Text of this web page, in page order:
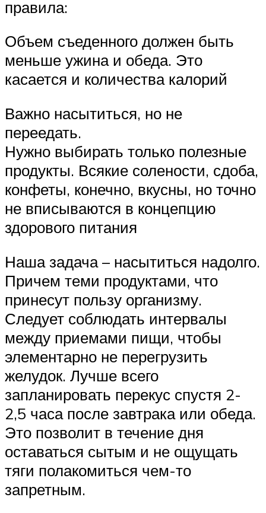
правила:
Объем съеденного должен быть
меньше ужина и обеда. Это
касается и количества калорий
Важно насытиться, но не
переедать.
Нужно выбирать только полезные
продукты. Всякие солености, сдоба,
конфеты, конечно, вкусны, но точно
не вписываются в концепцию
здорового питания
Наша задача – насытиться надолго.
Причем теми продуктами, что
принесут пользу организму.
Следует соблюдать интервалы
между приемами пищи, чтобы
элементарно не перегрузить
желудок. Лучше всего
запланировать перекус спустя 2-
2,5 часа после завтрака или обеда.
Это позволит в течение дня
оставаться сытым и не ощущать
тяги полакомиться чем-то
запретным.